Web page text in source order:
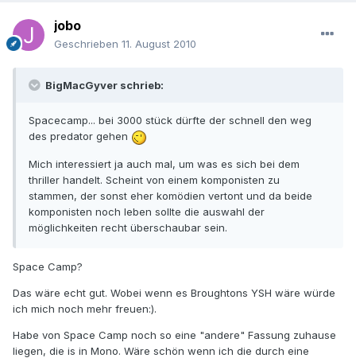
jobo
Geschrieben 11. August 2010
BigMacGyver schrieb:
Spacecamp... bei 3000 stück dürfte der schnell den weg
des predator gehen
Mich interessiert ja auch mal, um was es sich bei dem
thriller handelt. Scheint von einem komponisten zu
stammen, der sonst eher komödien vertont und da beide
komponisten noch leben sollte die auswahl der
möglichkeiten recht überschaubar sein.
Space Camp?
Das wäre echt gut. Wobei wenn es Broughtons YSH wäre würde
ich mich noch mehr freuen:).
Habe von Space Camp noch so eine "andere" Fassung zuhause
liegen, die is in Mono. Wäre schön wenn ich die durch eine